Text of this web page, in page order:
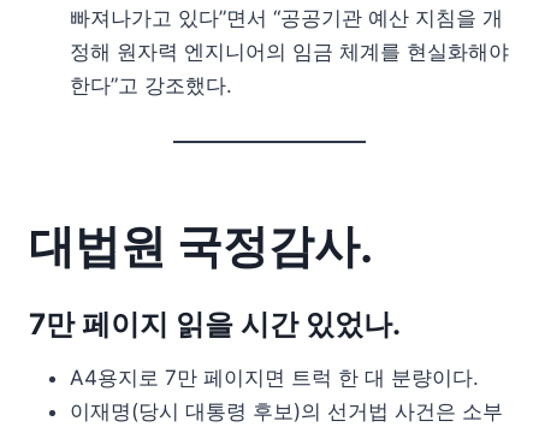
빠져나가고 있다”면서 “공공기관 예산 지침을 개
정해 원자력 엔지니어의 임금 체계를 현실화해야
한다”고 강조했다.
대법원 국정감사.
7만 페이지 읽을 시간 있었나.
A4용지로 7만 페이지면 트럭 한 대 분량이다.
이재명(당시 대통령 후보)의 선거법 사건은 소부